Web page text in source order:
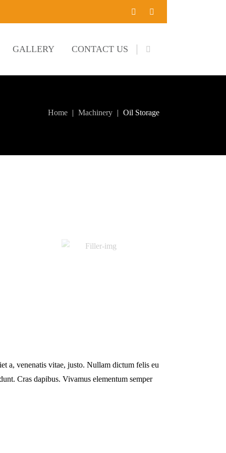
GALLERY CONTACT US
Home Machinery Oil Storage
a, venenatis vitae, justo. Nullam dictum felis eu
Cras dapibus. Vivamus elementum semper